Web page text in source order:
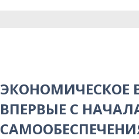
ЭКОНОМИЧЕСКОЕ
ВПЕРВЫЕ С